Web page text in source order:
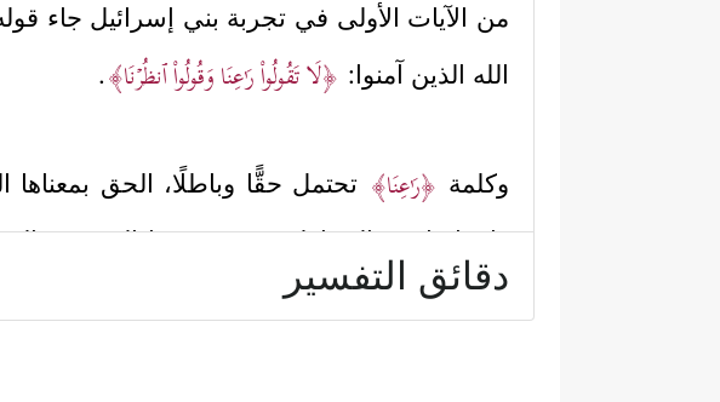
من الآيات الأولى في تجربة بني إسرائيل جاء
الله الذين آمنوا: ﴿لَا تَقُولُواْ رَ ٰ⁠عِنَا وَقُولُواْ ٱنظُرۡنَا﴾ .
وكلمة ﴿رَ ٰ⁠عِنَا﴾ تحتمل حقًّا وباطلًا، الحق بمعناها
وانتقاصا من المخاطب، ويعنون بها الرعونة
توجيه الخطاب بها لنبيِّه
، وهذا نموذجٌ عمليٌّ
دقائق التفسير